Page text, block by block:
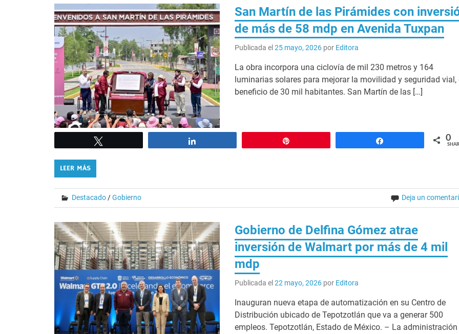
San Martín de las Pirámides con
de más de 58 mdp en Avenida Tuxpan
Publicada el25 mayo, 2026 por Editora
La obra incorpora una ciclovía de mil 230 metros y 164
luminarias solares para mejorar la movilidad y seguridad vial,
beneficio de 30 mil habitantes. San Martín de las […]
0
LEER MÁS
Destacado/Gobierno Deja un
Gobierno de Delfina Gómez atrae
inversión de Walmart por más de 4 mil
mdp
Publicada el22 mayo, 2026 por Editora
Inauguran nueva etapa de automatización en su Centro de
Distribución ubicado de Tepotzotlán que va a generar 500
empleos. Tepotzotlán, Estado de México. – La administración